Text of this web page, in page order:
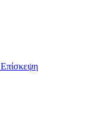
Επίσκεψη